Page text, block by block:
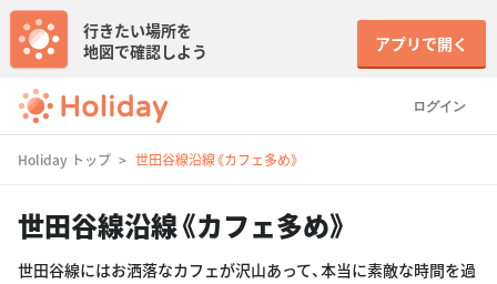
ログイン
行きたい場所を
地図で確認しよう
アプリで開く
Holiday トップ 世田谷線沿線《カフェ多め》
世田谷線沿線《カフェ多め》
世田谷線にはお洒落なカフェが沢山あって、本当に素敵な時間を過